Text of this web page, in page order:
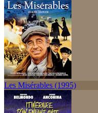
Les Misérables (1995)